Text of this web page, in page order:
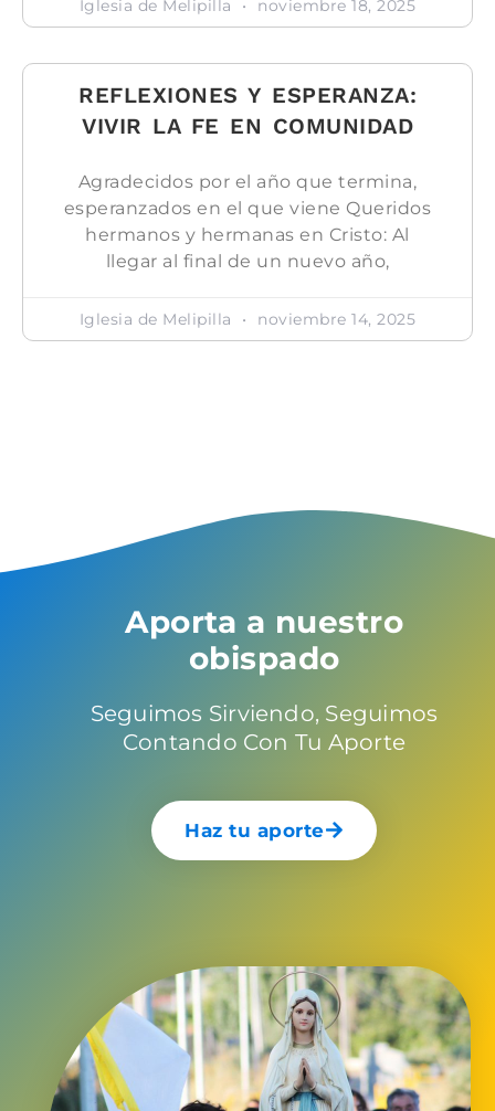
Iglesia de Melipilla noviembre 18, 2025
REFLEXIONES Y ESPERANZA:
VIVIR LA FE EN COMUNIDAD
Agradecidos por el año que termina,
esperanzados en el que viene Queridos
hermanos y hermanas en Cristo: Al
llegar al final de un nuevo año,
Iglesia de Melipilla noviembre 14, 2025
Aporta a nuestro
obispado
Seguimos Sirviendo, Seguimos
Contando Con Tu Aporte
Haz tu aporte